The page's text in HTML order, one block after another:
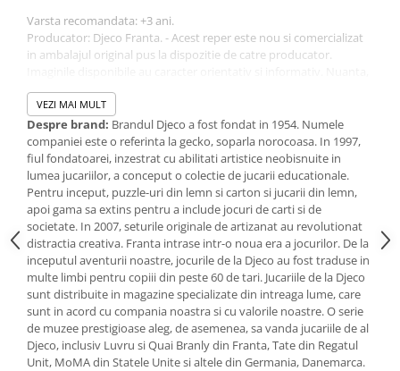
Jucarii de baie
Zornaitoare
Jucarii dentitie
Jucarii senzoriale
Jucarii motrice pentru bebelusi
Saltele de activitati pentru bebe
Jucarii de sortat
Jucarii muzicale bebelusi
Puzzle bebelusi
Varsta recomandata: +3 ani.
Producator: Djeco Franta. - Acest reper este nou si comercializat
in ambalajul original pus la dispozitie de catre producator.
tonul si intensitatea culorii din pozele produsului pot varia in
functie de ecranul de pe care se vizualizeaza magazinul online.
VEZI MAI MULT
Despre brand: Brandul Djeco a fost fondat in 1954. Numele
companiei este o referinta la gecko, soparla norocoasa. In 1997,
fiul fondatoarei, inzestrat cu abilitati artistice neobisnuite in
lumea jucariilor, a conceput o colectie de jucarii educationale.
Pentru inceput, puzzle-uri din lemn si carton si jucarii din lemn,
apoi gama sa extins pentru a include jocuri de carti si de
societate. In 2007, seturile originale de artizanat au revolutionat
distractia creativa. Franta intrase intr-o noua era a jocurilor. De la
inceputul aventurii noastre, jocurile de la Djeco au fost traduse in
multe limbi pentru copiii din peste 60 de tari. Jucariile de la Djeco
sunt distribuite in magazine specializate din intreaga lume, care
sunt in acord cu compania noastra si cu valorile noastre. O serie
de muzee prestigioase aleg, de asemenea, sa vanda jucariile de al
Djeco, inclusiv Luvru si Quai Branly din Franta, Tate din Regatul
Unit, MoMA din Statele Unite si altele din Germania, Danemarca.